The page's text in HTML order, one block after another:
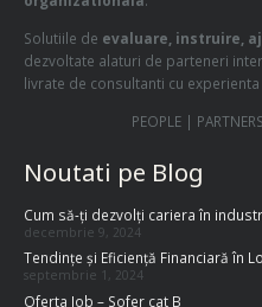
Solutiile de evaluare, instruire,
dezvoltate alaturi de parteneri
livrate de consultanti cu
PEOPLE |
Noutati pe Blog
Cum să-ți dezvolți cariera în
decembrie 9, 2024
Tendințe și Eficiență Financiară în
septembrie 1, 2024
Oferta Job – Sofer cat B